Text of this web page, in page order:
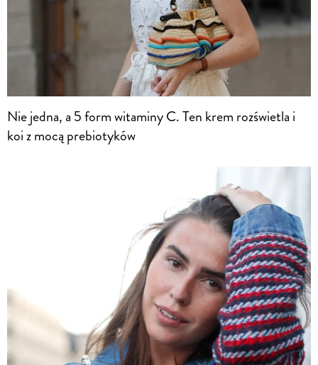
Nie jedna, a 5 form witaminy C. Ten krem rozświetla i
koi z mocą prebiotyków